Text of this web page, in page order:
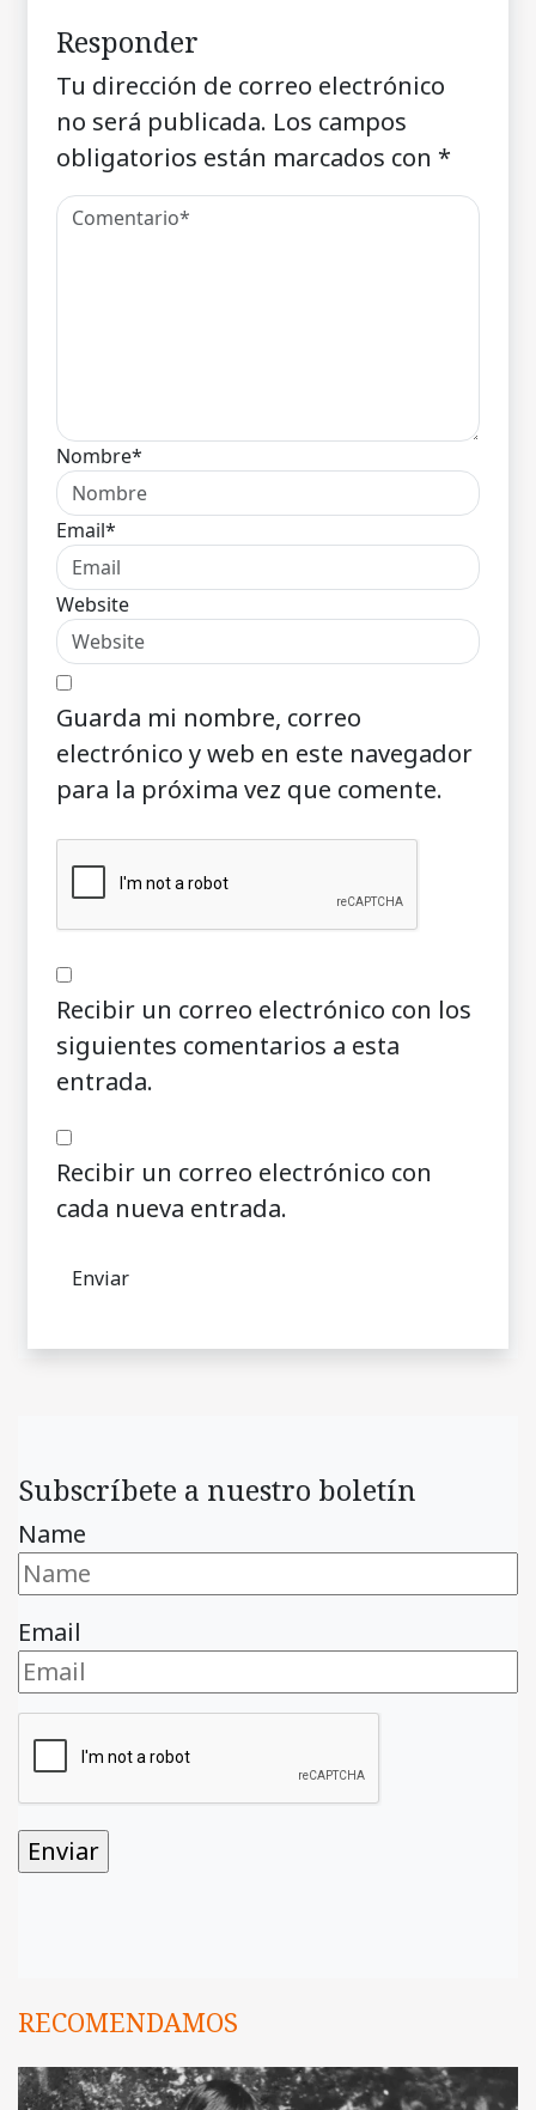
Responder
Tu dirección de correo electrónico
no será publicada. Los campos
obligatorios están marcados con *
Nombre*
Email*
Website
Guarda mi nombre, correo
electrónico y web en este navegador
para la próxima vez que comente.
Recibir un correo electrónico con los
siguientes comentarios a esta
entrada.
Recibir un correo electrónico con
cada nueva entrada.
Subscríbete a nuestro boletín
Name
Email
RECOMENDAMOS